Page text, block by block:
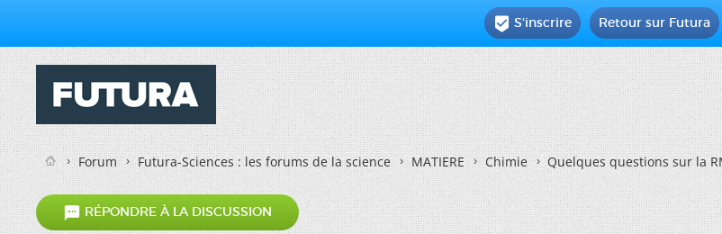
Retour sur Futura
 S'inscrire
Forum Futura-Sciences : les forums de la science MATIERE Chimie Quelques questions sur la
 RÉPONDRE À LA DISCUSSION